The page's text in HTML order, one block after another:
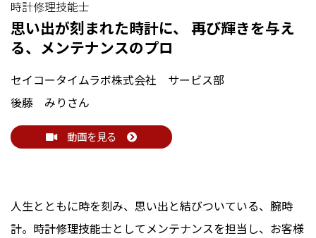
時計修理技能士
思い出が刻まれた時計に、 再び輝きを与え
る、メンテナンスのプロ
セイコータイムラボ株式会社 サービス部
後藤 みりさん
動画を見る
人生とともに時を刻み、思い出と結びついている、腕時
計。時計修理技能士としてメンテナンスを担当し、お客様